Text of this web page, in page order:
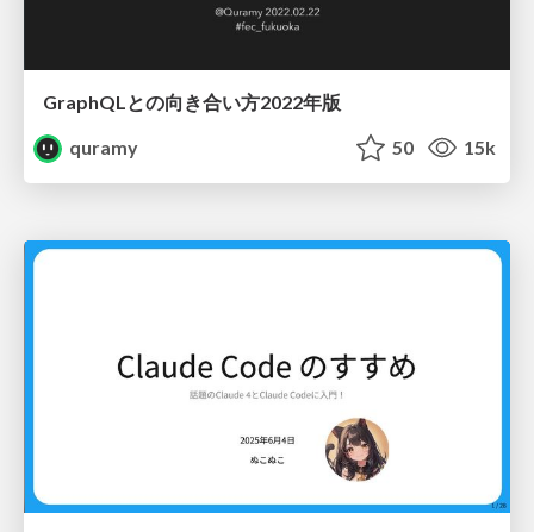
GraphQLとの向き合い方2022年版
quramy
50 15k